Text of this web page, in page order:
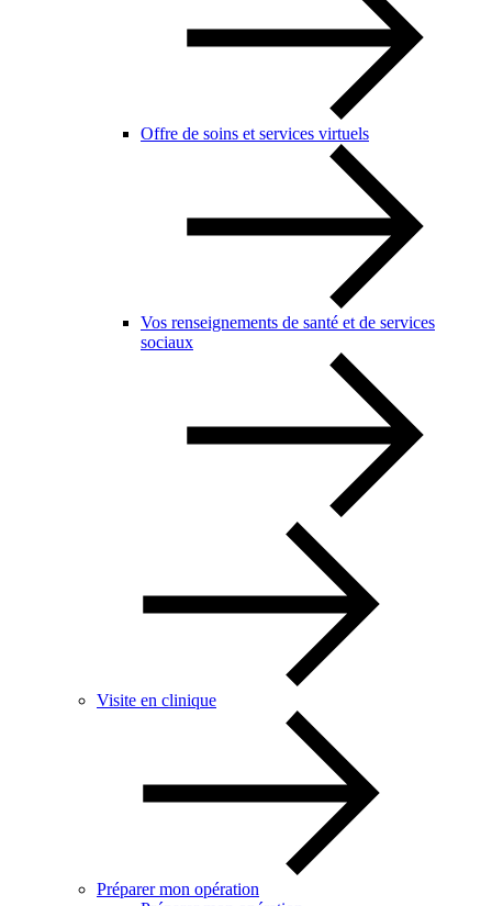
Offre de soins et services virtuels
Vos renseignements de santé et de services
sociaux
Visite en clinique
Préparer mon opération